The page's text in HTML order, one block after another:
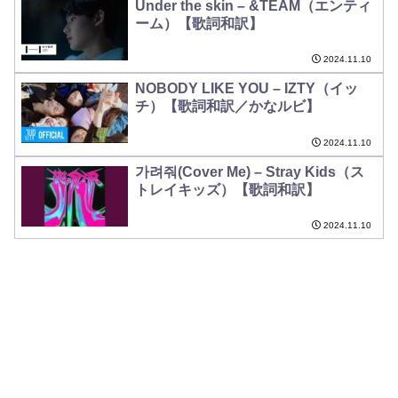
Under the skin – &TEAM（エンティ
ーム）【歌詞和訳】
2024.11.10
NOBODY LIKE YOU – IZTY（イッ
チ）【歌詞和訳／かなルビ】
2024.11.10
가려줘(Cover Me) – Stray Kids（ス
トレイキッズ）【歌詞和訳】
2024.11.10